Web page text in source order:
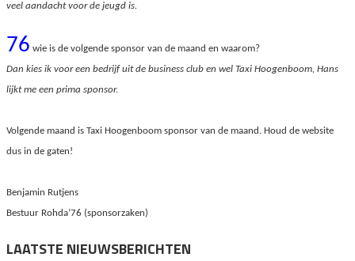
veel aandacht voor de jeugd is.
76 wie is de volgende sponsor van de maand en waarom?
Dan kies ik voor een bedrijf uit de business club en wel Taxi Hoogenboom, Hans
lijkt me een prima sponsor.
Volgende maand is Taxi Hoogenboom sponsor van de maand. Houd de website
dus in de gaten!
Benjamin Rutjens
Bestuur Rohda’76 (sponsorzaken)
LAATSTE NIEUWSBERICHTEN